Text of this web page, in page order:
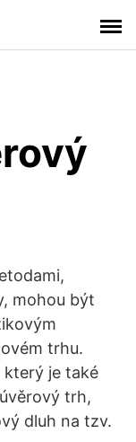
mohou být
trhu.
který je také
trh,
dluh na tzv.